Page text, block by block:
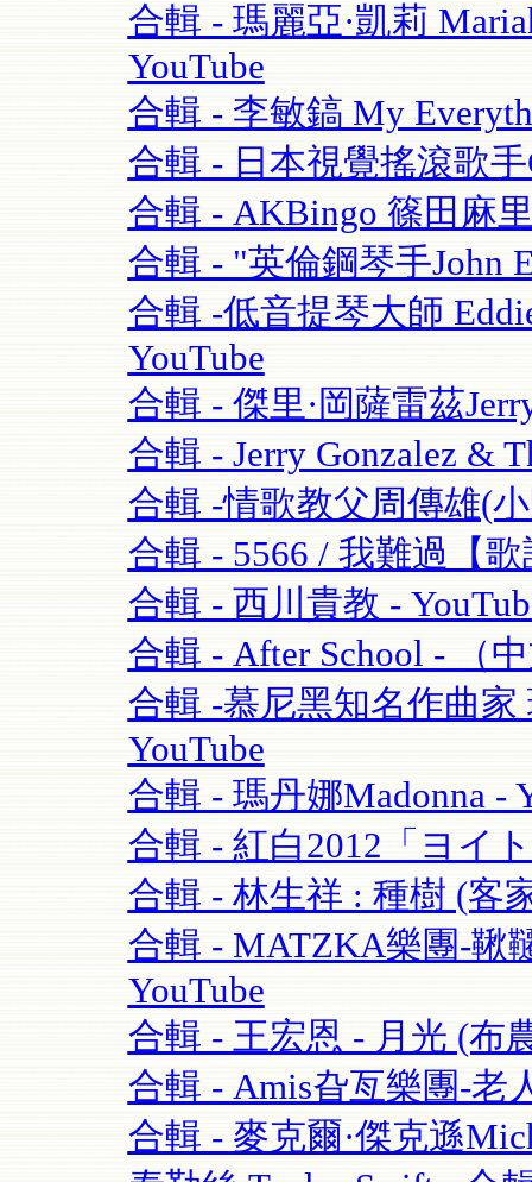
合輯 - 瑪麗亞·凱莉
YouTube
合輯 - 李敏鎬 My
合輯 - 日本視覺搖滾歌手
合輯 - AKBingo 篠田麻
合輯 - "英倫鋼琴手John
合輯 -低音提琴大師
YouTube
合輯 - 傑里·岡薩雷茲
合輯 - Jerry Gonzalez &
合輯 -情歌教父周傳雄(
合輯 - 5566 / 我難過【
合輯 - 西川貴教 -
合輯 - After School - （
合輯 -慕尼黑知名作曲家
YouTube
合輯 - 瑪丹娜Madonna -
合輯 - 紅白2012「ヨイ
合輯 - 林生祥 : 種樹 (客
合輯 - MATZKA樂團-鞦
YouTube
合輯 - 王宏恩 - 月光 (布
合輯 - Amis旮亙樂團-老
合輯 - 麥克爾·傑克遜